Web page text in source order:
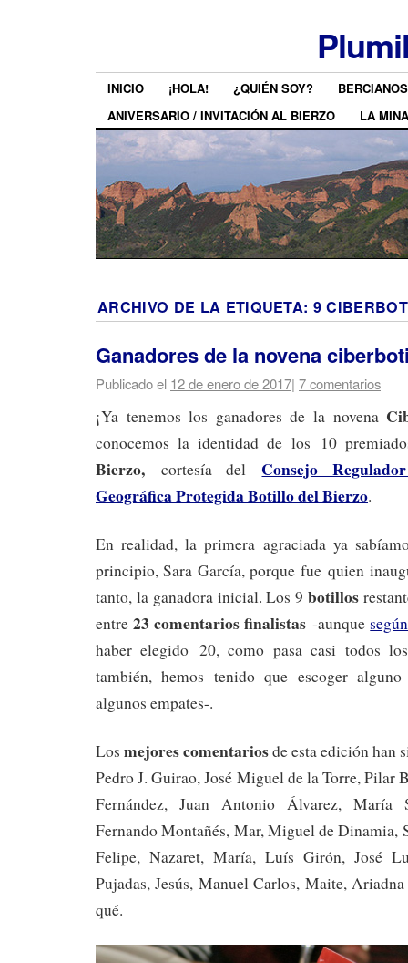
INICIO ¡HOLA! ¿QUIÉN SOY?
ANIVERSARIO / INVITACIÓN AL BIERZO
LA MINA
ARCHIVO DE LA ETIQUETA: 9
Ganadores de la novena
Publicado el 12 de enero de 2017| 7 comentarios
¡Ya tenemos los ganadores de la novena
conocemos la identidad de los 10
Bierzo, cortesía del Consejo
Geográfica Protegida Botillo del Bierzo.
En realidad, la primera agraciada ya
principio, Sara García, porque fue quien
tanto, la ganadora inicial. Los 9botillos
entre23 comentarios finalistas -aunque
haber elegido 20, como pasa casi todos
también, hemos tenido que escoger
algunos empates-.
Losmejores comentariosde esta edición han
Pedro J. Guirao, José Miguel de la Torre, Pilar
Fernández, Juan Antonio Álvarez, María
Fernando Montañés, Mar, Miguel de Dinamia,
Felipe, Nazaret, María, Luís Girón, José
Pujadas, Jesús, Manuel Carlos, Maite,
qué.